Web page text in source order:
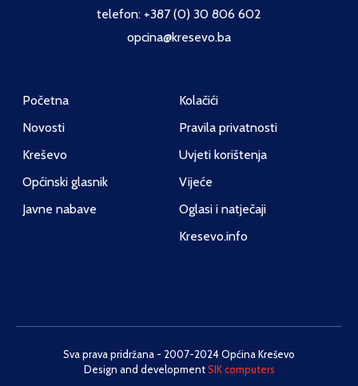
telefon: +387 (0) 30 806 602
opcina@kresevo.ba
Početna
Novosti
Kreševo
Općinski glasnik
Javne nabave
Kolačići
Pravila privatnosti
Uvjeti korištenja
Vijeće
Oglasi i natječaji
Kresevo.info
Sva prava pridržana - 2007-2024 Općina Kreševo
Design and developmentSIK computers